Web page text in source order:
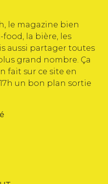
le magazine bien
la bière, les
aussi partager toutes
grand nombre. Ça
fait sur ce site en
un bon plan sortie